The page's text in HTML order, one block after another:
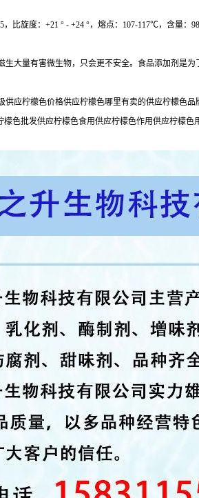
比旋度：+21 ° - +24 °，熔点：107-117℃，含量：
生大量有害微生物，只会更不安全。食品添加剂是
供应柠檬色价格供应柠檬色哪里有卖的供应柠檬色
檬色批发供应柠檬色食用供应柠檬色作用供应柠檬